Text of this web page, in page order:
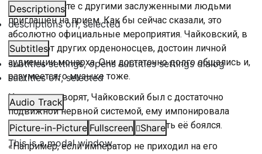
Descriptions
descriptions off, selected
Subtitles
subtitles settings, opens subtitles settings dialog
subtitles off, selected
Audio Track
Picture-in-Picture Fullscreen
Share
This is a modal window.
ордена, вместе с другими заслуженными людьми
приглашён на прием. Как бы сейчас сказали, это
абсолютно официальные мероприятия. Чайковский, в
отличие от других орденоносцев, достоин личной
аудиенции монарха. Они достаточно долго общались и,
разумеется, о музыке тоже.
Историки говорят, Чайковский был с достаточно
подвижной нервной системой, ему импонировала
поддержка императора, но и потерять её боялся.
«Например, если император не приходил на его